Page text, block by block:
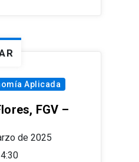
Aplicada
FGV –
de 2025